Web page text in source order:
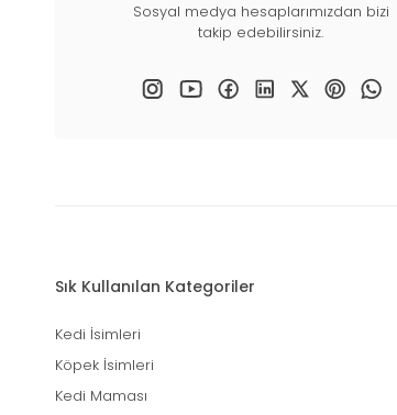
Sosyal medya hesaplarımızdan bizi
takip edebilirsiniz.
Sık Kullanılan Kategoriler
Kedi İsimleri
Köpek İsimleri
Kedi Maması